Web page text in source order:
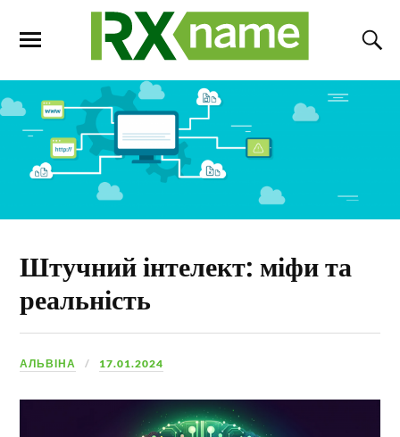
Штучний інтелект: міфи та
реальність
АЛЬВІНА 17.01.2024